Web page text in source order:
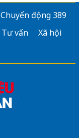
Chuyển động 389
Tư vấn
Xã hội